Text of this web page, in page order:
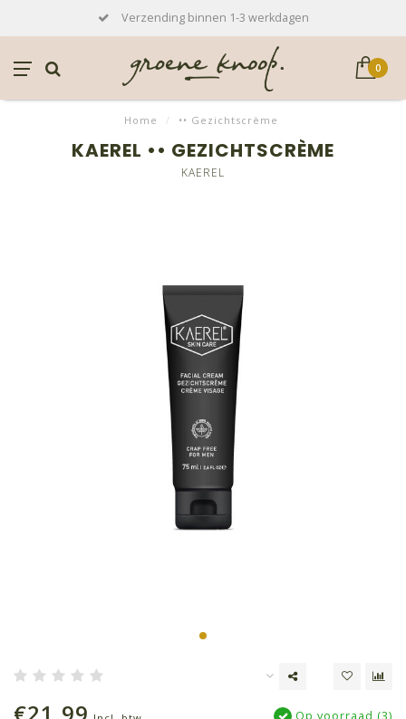
Verzending binnen 1-3 werkdagen
0
Home / •• Gezichtscrème
KAEREL •• GEZICHTSCRÈME
KAEREL